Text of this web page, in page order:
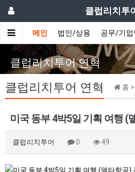
클럽리치투
메인 법인/상용 공무/기업
클럽리치투어 연혁
홈
클럽리치투어 연혁
미국 동부 4박5일 기획 여행 (
클럽리치투어 0 49